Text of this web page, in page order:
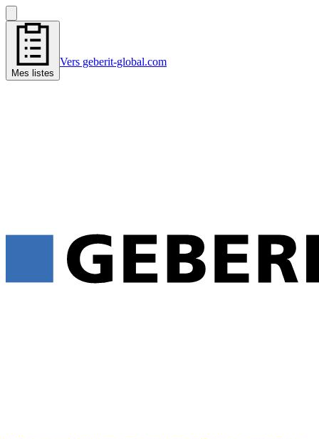
Mes listes
Vers geberit-global.com